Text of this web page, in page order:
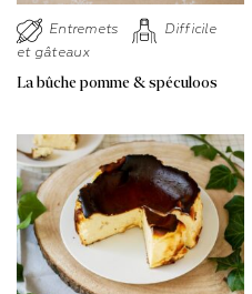
Entremets
et gâteaux
Difficile
La bûche pomme & spéculoos